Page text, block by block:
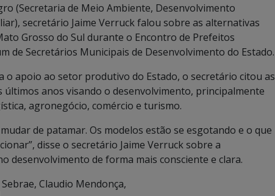
(Secretaria de Meio Ambiente, Desenvolvimento
secretário Jaime Verruck falou sobre as alternativas
Grosso do Sul durante o Encontro de Prefeitos
de Secretários Municipais de Desenvolvimento do Estado.
o apoio ao setor produtivo do Estado, o secretário citou as
últimos anos visando o desenvolvimento, principalmente
agronegócio, comércio e turismo.
de patamar. Os modelos estão se esgotando e o que
disse o secretário Jaime Verruck sobre a
desenvolvimento de forma mais consciente e clara.
Claudio Mendonça,